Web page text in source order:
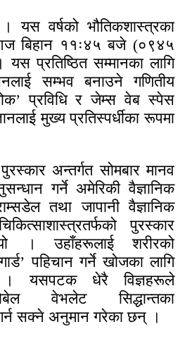
वर्षको भौतिकशास्त्रका
बिहान ११ः४५ बजे (०९४५
प्रतिष्ठित सम्मानका लागि
सम्भव बनाउने गणितीय
प्रविधि र जेम्स वेब स्पेस
मुख्य प्रतिस्पर्धीका रूपमा
अन्तर्गत सोमबार मानव
गर्ने अमेरिकी वैज्ञानिक
तथा जापानी वैज्ञानिक
पुरस्कार
। उहाँहरूलाई शरीरको
पहिचान गर्ने खोजका लागि
। यसपटक धेरै विज्ञहरूले
वेभलेट सिद्धान्तका
सक्ने अनुमान गरेका छन् ।